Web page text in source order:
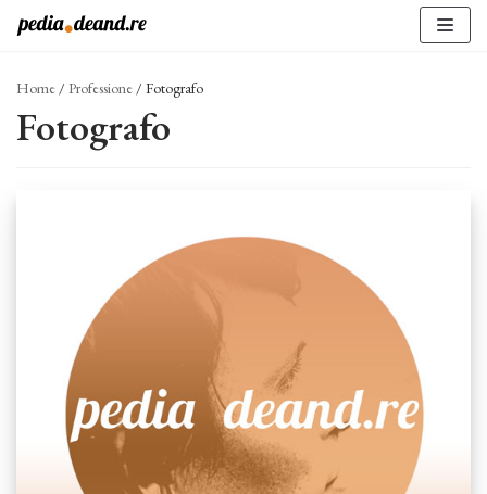
Vai
contenuto
Home / Professione / Fotografo
Fotografo